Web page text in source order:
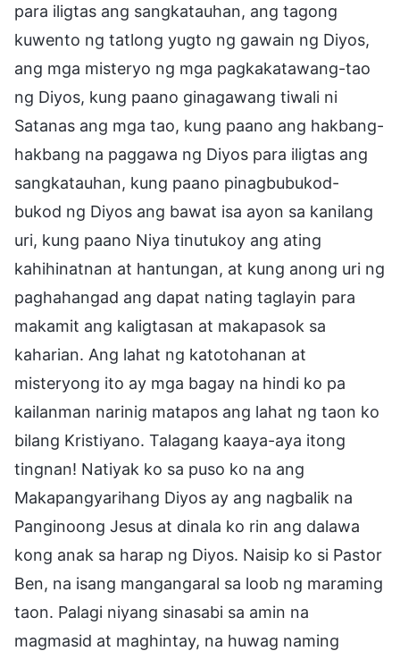
para iligtas ang sangkatauhan, ang tagong
kuwento ng tatlong yugto ng gawain ng Diyos,
ang mga misteryo ng mga pagkakatawang-tao
ng Diyos, kung paano ginagawang tiwali ni
Satanas ang mga tao, kung paano ang hakbang-
hakbang na paggawa ng Diyos para iligtas ang
sangkatauhan, kung paano pinagbubukod-
bukod ng Diyos ang bawat isa ayon sa kanilang
uri, kung paano Niya tinutukoy ang ating
kahihinatnan at hantungan, at kung anong uri ng
paghahangad ang dapat nating taglayin para
makamit ang kaligtasan at makapasok sa
kaharian. Ang lahat ng katotohanan at
misteryong ito ay mga bagay na hindi ko pa
kailanman narinig matapos ang lahat ng taon ko
bilang Kristiyano. Talagang kaaya-aya itong
tingnan! Natiyak ko sa puso ko na ang
Makapangyarihang Diyos ay ang nagbalik na
Panginoong Jesus at dinala ko rin ang dalawa
kong anak sa harap ng Diyos. Naisip ko si Pastor
Ben, na isang mangangaral sa loob ng maraming
taon. Palagi niyang sinasabi sa amin na
magmasid at maghintay, na huwag naming